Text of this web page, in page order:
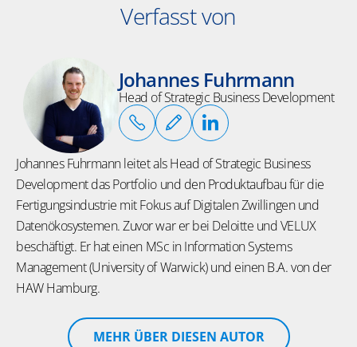
Verfasst von
Johannes Fuhrmann
Head of Strategic Business Development
Johannes Fuhrmann leitet als Head of Strategic Business
Development das Portfolio und den Produktaufbau für die
Fertigungsindustrie mit Fokus auf Digitalen Zwillingen und
Datenökosystemen. Zuvor war er bei Deloitte und VELUX
beschäftigt. Er hat einen MSc in Information Systems
Management (University of Warwick) und einen B.A. von der
HAW Hamburg.
MEHR ÜBER DIESEN AUTOR